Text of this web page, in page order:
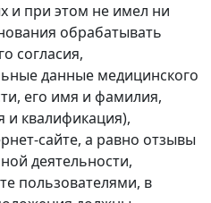
и при этом не имел ни
обрабатывать
согласия,
данные медицинского
его имя и фамилия,
и квалификация),
сайте, а равно отзывы
деятельности,
пользователями, в